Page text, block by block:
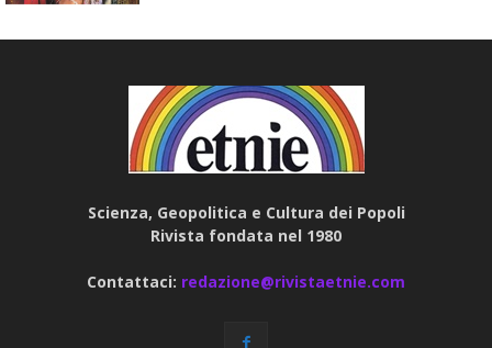
Scienza, Geopolitica e Cultura dei Popoli
Rivista fondata nel 1980
Contattaci: redazione@rivistaetnie.com